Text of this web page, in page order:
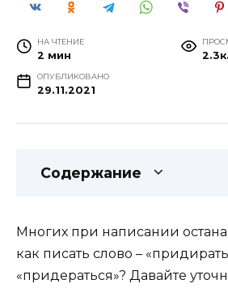
НА ЧТЕНИЕ
2 мин 2.3к.
ОПУБЛИКОВАНО
29.11.2021
Содержание
Многих при написании
как писать слово –
«придераться»? Давайте